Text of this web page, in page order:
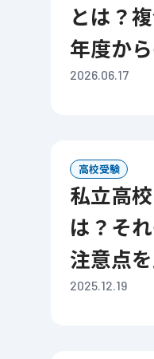
とは？
年度か
2026.06.17
高校受験
私立高校と公立高校の違いと
は？そ
注意点
2025.12.19